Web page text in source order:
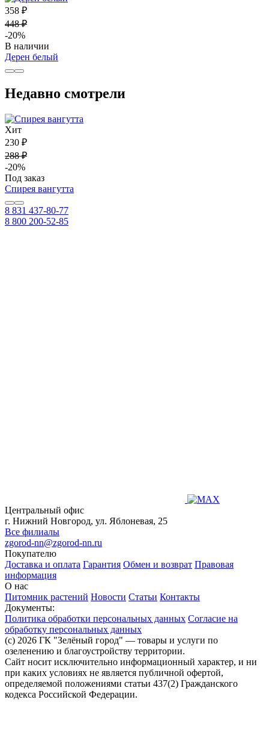
358 ₽
448 ₽
-20%
В наличии
Дерен белый
Недавно смотрели
Хит
230 ₽
288 ₽
-20%
Под заказ
Спирея вангутта
8 831 437-80-77
8 800 200-52-85
Центральный офис
г. Нижний Новгород, ул. Яблоневая, 25
Все филиалы
zgorod-nn@zgorod-nn.ru
Покупателю
Доставка и оплата Гарантия Обмен и возврат Правовая
информация
О нас
Питомник растений Новости Статьи Контакты
Документы:
Политика обработки персональных данных Согласие на
обработку персональных данных
(c) 2026 ГК "Зелёный город" — товары и услуги по
озеленению и благоустройству территории.
Сайт носит исключительно информационный характер, и ни
при каких условиях не является публичной офертой,
определяемой положениями статьи 437(2) Гражданского
кодекса Российской Федерации.